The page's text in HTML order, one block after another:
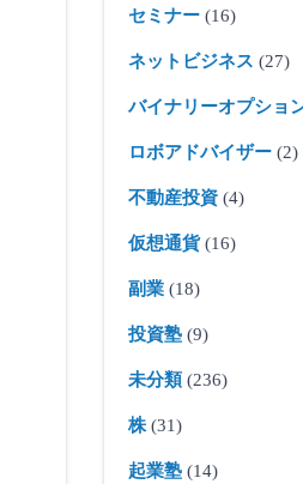
セミナー (16)
ネットビジネス (27)
バイナリーオプショ
ロボアドバイザー (2)
不動産投資 (4)
仮想通貨(16)
副業 (18)
投資塾 (9)
未分類 (236)
株 (31)
起業塾 (14)